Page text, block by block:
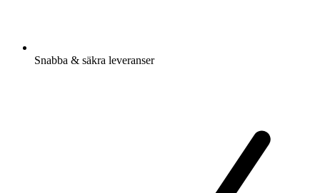
Snabba & säkra leveranser